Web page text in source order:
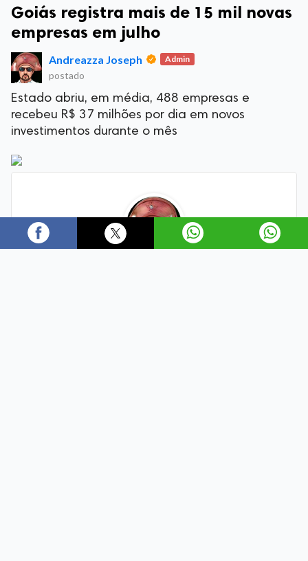
Goiás registra mais de 15 mil novas
empresas em julho
Andreazza Joseph Admin
postado
Estado abriu, em média, 488 empresas e
recebeu R$ 37 milhões por dia em novos
investimentos durante o mês